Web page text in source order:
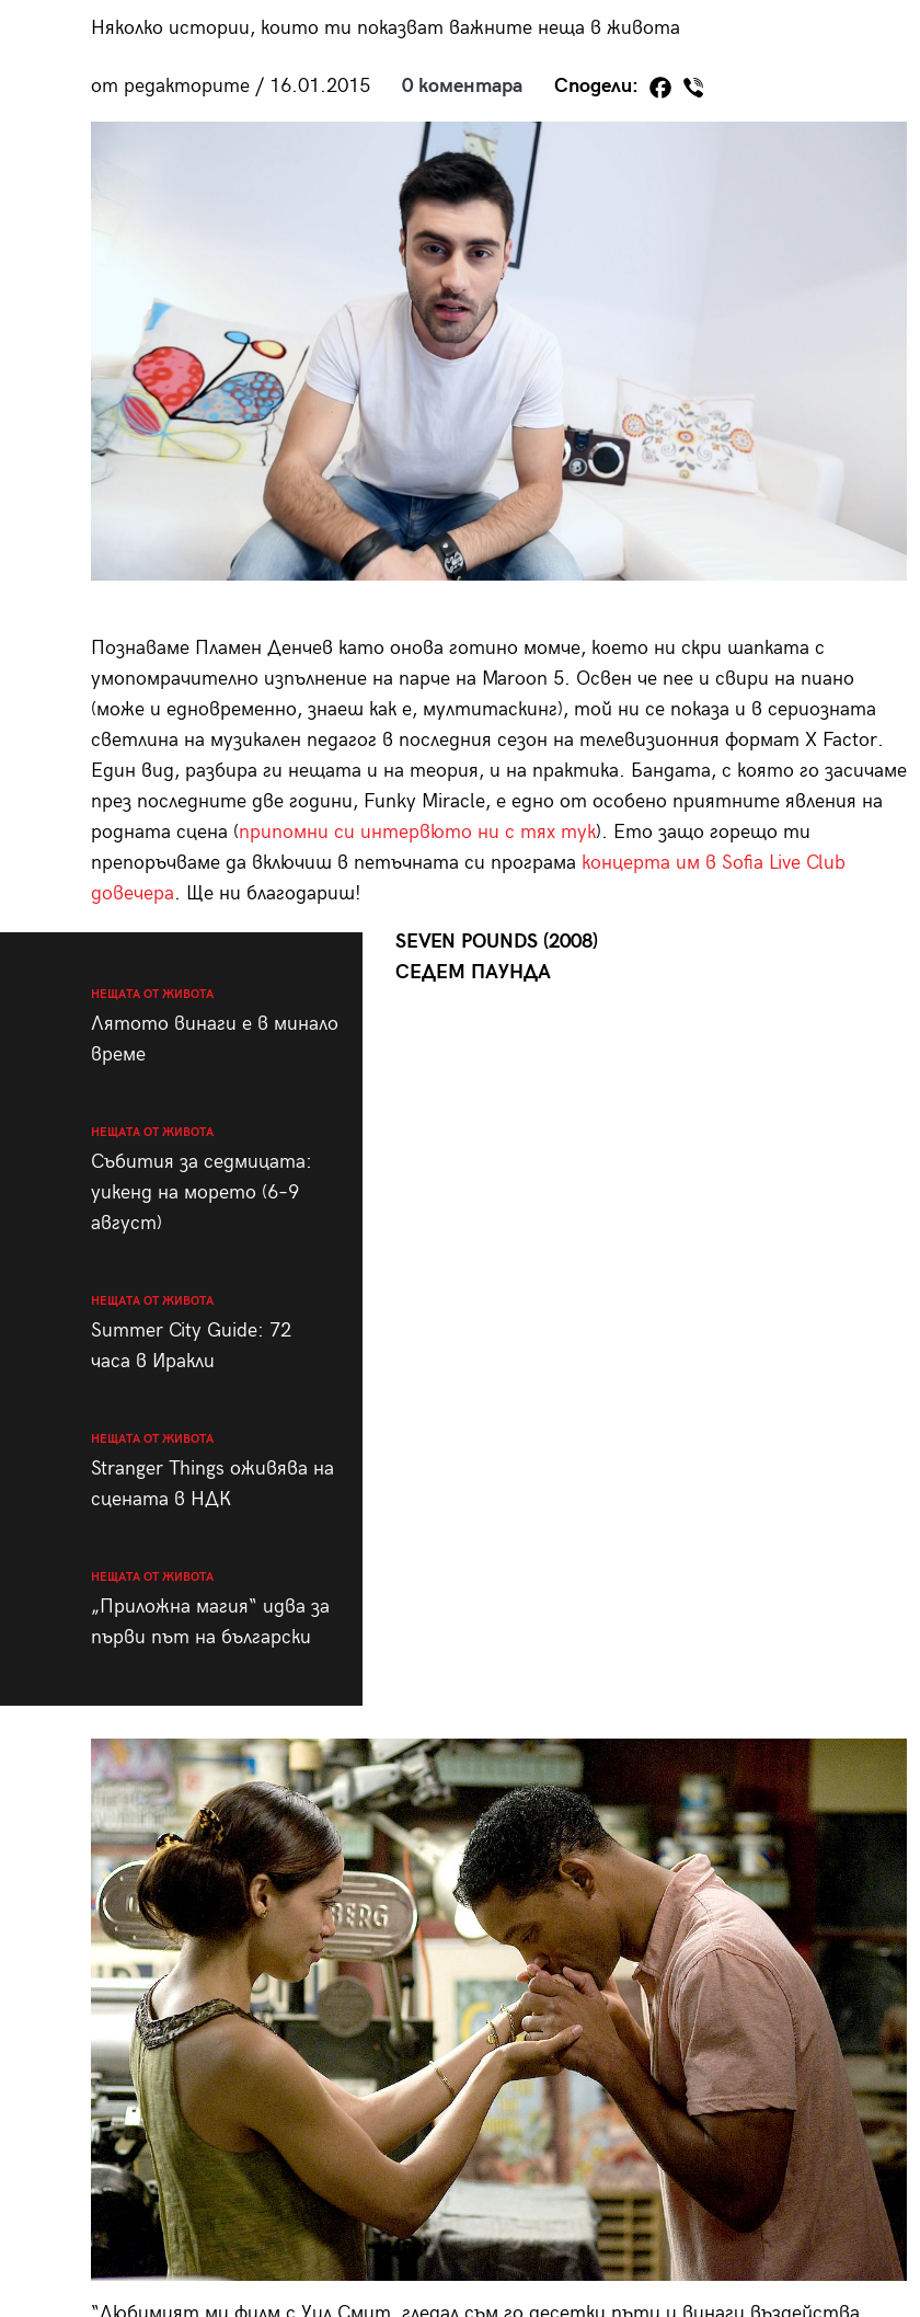
Няколко истории, които ти показват важните неща в живота
от редакторите / 16.01.2015 0 коментара Сподели:
Познаваме Пламен Денчев като онова готино момче, което ни скри шапката с
умопомрачително изпълнение на парче на Maroon 5. Освен че пее и свири на пиано
(може и едновременно, знаеш как е, мултитаскинг), той ни се показа и в сериозната
светлина на музикален педагог в последния сезон на телевизионния формат X Factor.
Един вид, разбира ги нещата и на теория, и на практика. Бандата, с която го засичаме
през последните две години, Funky Miracle, е едно от особено приятните явления на
родната сцена (припомни си интервюто ни с тях тук). Ето защо горещо ти
препоръчваме да включиш в петъчната си програма концерта им в Sofia Live Club
довечера. Ще ни благодариш!
НЕЩАТА ОТ ЖИВОТА
Лятото винаги е в минало
време
НЕЩАТА ОТ ЖИВОТА
Събития за седмицата:
уикенд на морето (6–9
август)
НЕЩАТА ОТ ЖИВОТА
Summer City Guide: 72
часа в Иракли
НЕЩАТА ОТ ЖИВОТА
Stranger Things оживява на
сцената в НДК
НЕЩАТА ОТ ЖИВОТА
„Приложна магия“ идва за
първи път на български
SEVEN POUNDS (2008)
СЕДЕМ ПАУНДА